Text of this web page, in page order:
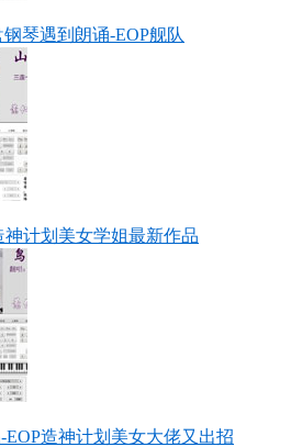
琴遇到朗诵-EOP舰队
神计划美女学姐最新作品
EOP造神计划美女大佬又出招